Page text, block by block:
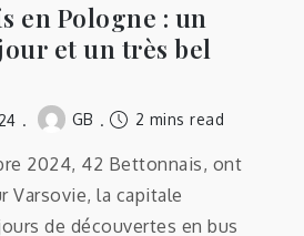
en Pologne : un
et un très bel
GB 2 mins read
2024, 42 Bettonnais, ont
Varsovie, la capitale
de découvertes en bus